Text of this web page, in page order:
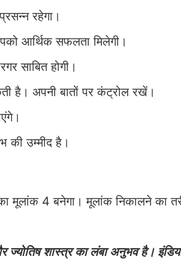
रहेगा।
आर्थिक सफलता मिलेगी।
साबित होगी।
है। अपनी बातों पर कंट्रोल रखें।
उम्मीद है।
मूलांक 4 बनेगा। मूलांक निकालने का
शास्त्र का लंबा अनुभव है।